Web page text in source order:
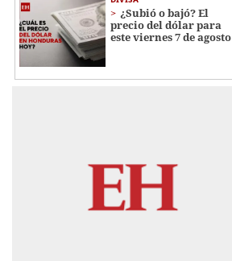
¿Subió o bajó? El
precio del dólar para
este viernes 7 de agosto